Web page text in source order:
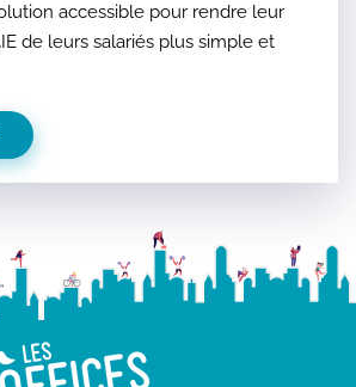
accessible pour rendre leur
de leurs salariés plus simple et